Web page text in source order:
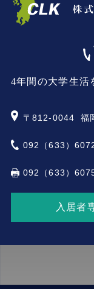
4年間の大学生活
〒812-0044 福
092（633）
092（633）
入居者